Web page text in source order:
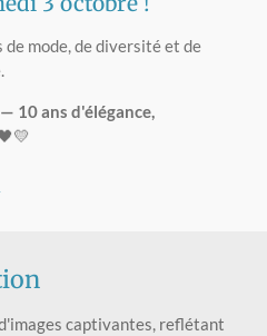
de mode, de diversité et de
10 ans d'élégance,
captivantes, reflétant